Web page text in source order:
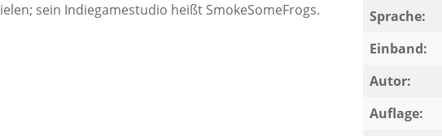
sein Indiegamestudio heißt SmokeSomeFrogs.
Sprache:
Einband:
Autor:
Auflage: